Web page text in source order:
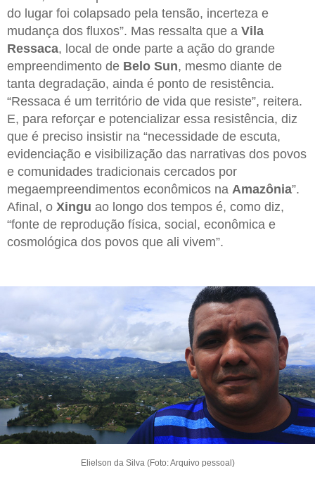
do lugar foi colapsado pela tensão, incerteza e
mudança dos fluxos”. Mas ressalta que a Vila
Ressaca, local de onde parte a ação do grande
empreendimento de Belo Sun, mesmo diante de
tanta degradação, ainda é ponto de resistência.
“Ressaca é um território de vida que resiste”, reitera.
E, para reforçar e potencializar essa resistência, diz
que é preciso insistir na “necessidade de escuta,
evidenciação e visibilização das narrativas dos povos
e comunidades tradicionais cercados por
megaempreendimentos econômicos na Amazônia”.
Afinal, o Xingu ao longo dos tempos é, como diz,
“fonte de reprodução física, social, econômica e
cosmológica dos povos que ali vivem”.
Elielson da Silva (Foto: Arquivo pessoal)